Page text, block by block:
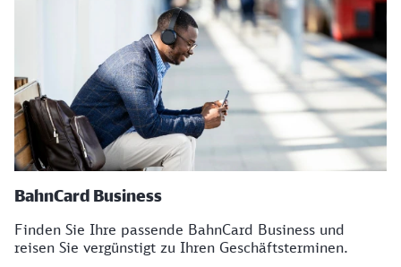
BahnCard Business
Finden Sie Ihre passende BahnCard Business und
reisen Sie vergünstigt zu Ihren Geschäftsterminen.